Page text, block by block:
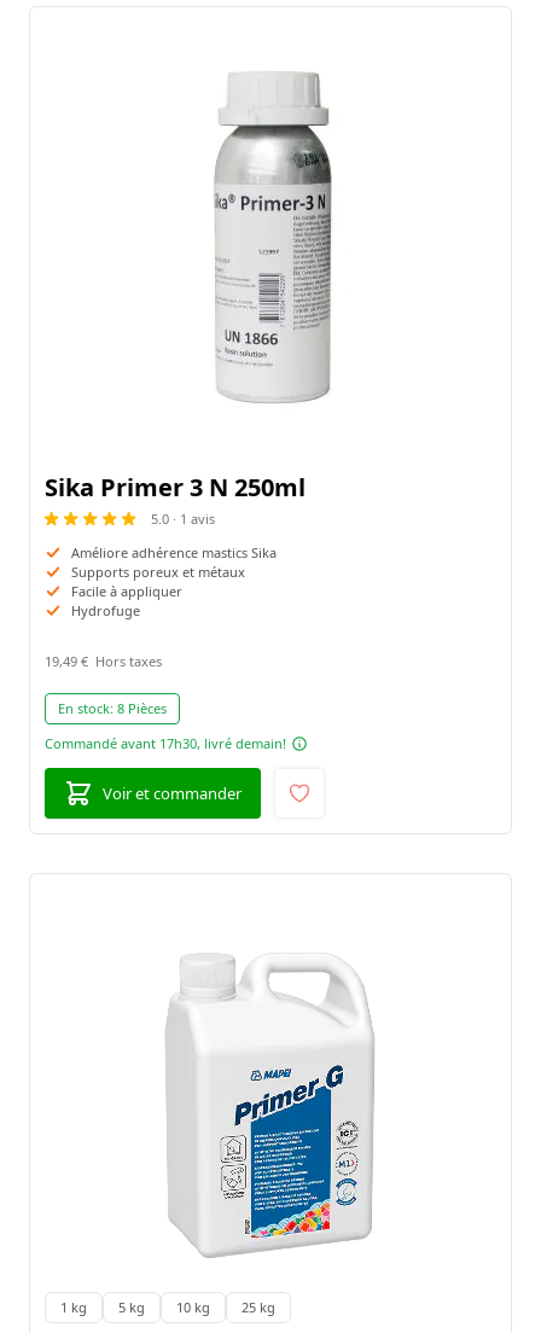
Primer pour sol, mur ou plafond
À base de 1, 2 ou 3 composants
Sika Primer 3 N 250ml
5.0 · 1 avis
Améliore adhérence mastics Sika
Supports poreux et métaux
Facile à appliquer
Hydrofuge
19,49 €
En stock: 8 Pièces
Commandé avant 17h30, livré demain!
Voir et commander
Emballage:
1 kg 5 kg 10 kg 25 kg